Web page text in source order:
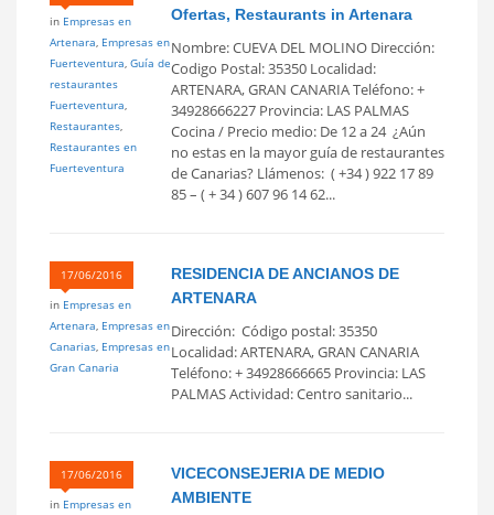
in Empresas en
Artenara, Empresas en
Fuerteventura, Guía de
restaurantes
Fuerteventura,
Restaurantes,
Restaurantes en
Fuerteventura
Ofertas, Restaurants in Artenara
Nombre: CUEVA DEL MOLINO Dirección:
Codigo Postal: 35350 Localidad:
ARTENARA, GRAN CANARIA Teléfono: +
34928666227 Provincia: LAS PALMAS
Cocina / Precio medio: De 12 a 24  ¿Aún
no estas en la mayor guía de restaurantes
de Canarias? Llámenos: ( +34 ) 922 17 89
85 – ( + 34 ) 607 96 14 62...
17/06/2016
in Empresas en
Artenara, Empresas en
Canarias, Empresas en
Gran Canaria
RESIDENCIA DE ANCIANOS DE
ARTENARA
Dirección: Código postal: 35350
Localidad: ARTENARA, GRAN CANARIA
Teléfono: + 34928666665 Provincia: LAS
PALMAS Actividad: Centro sanitario...
17/06/2016
in Empresas en
VICECONSEJERIA DE MEDIO
AMBIENTE